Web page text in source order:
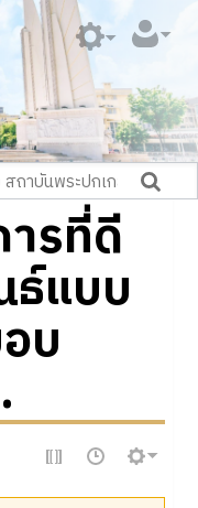
รที่ดี
ธ์แบบ
บ